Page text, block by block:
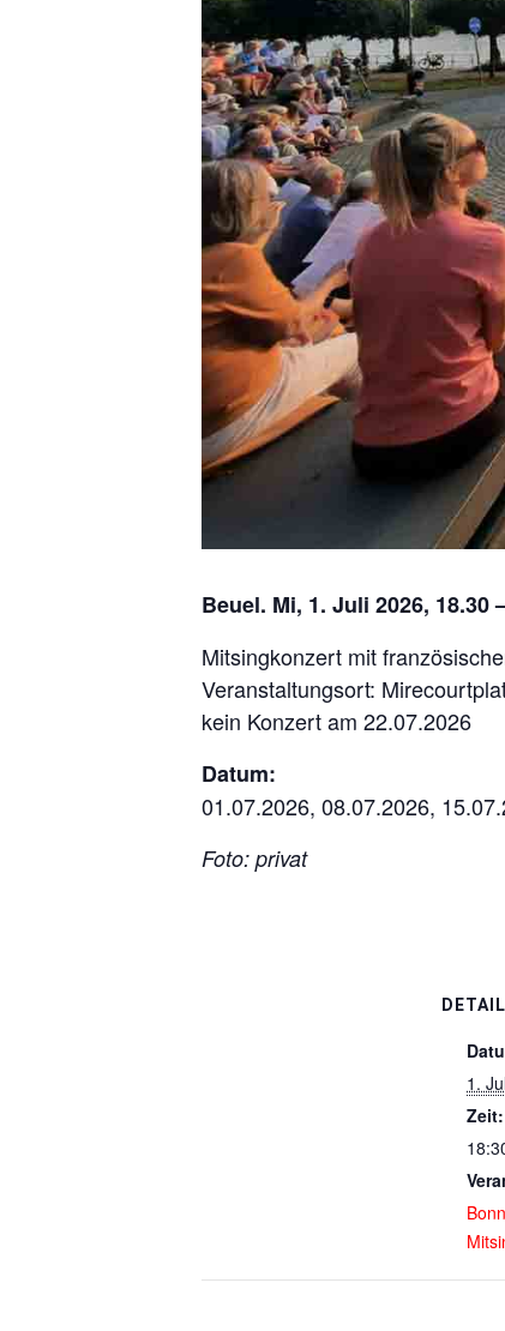
Beuel. Mi, 1. Juli 2026, 18.30
Mitsingkonzert mit
Veranstaltungsort:
kein Konzert am 22.07.2026
Datum:
01.07.2026, 08.07.2026,
Foto: privat
1.
Zeit:
Bonn